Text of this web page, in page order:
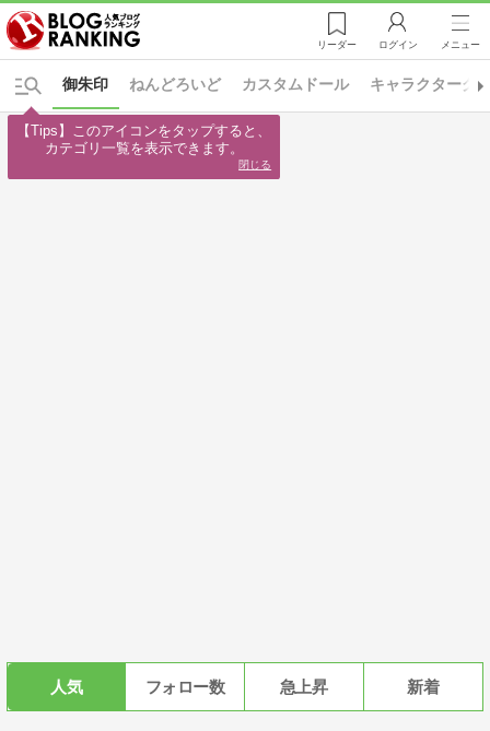
リーダー ログイン メニュー
ねんどろいど カスタムドール キャラクターグ
御朱印
人気 フォロー数 急上昇 新着
【Tips】このアイコンをタップすると、
カテゴリ一覧を表示できます。
閉じる